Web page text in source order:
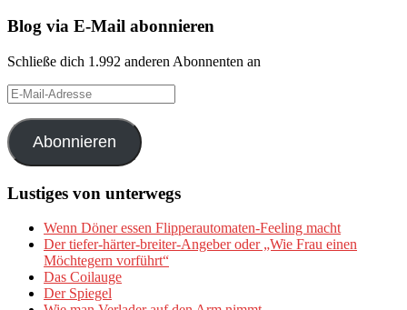
Blog via E-Mail abonnieren
Schließe dich 1.992 anderen Abonnenten an
E-
Mail-
Adresse
Abonnieren
Lustiges von unterwegs
Wenn Döner essen Flipperautomaten-Feeling macht
Der tiefer-härter-breiter-Angeber oder „Wie Frau einen
Möchtegern vorführt“
Das Coilauge
Der Spiegel